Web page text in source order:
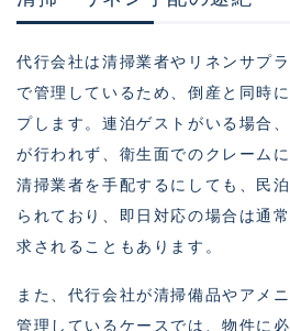
代行会社は清掃業者やリネンサプ
で管理しているため、倒産と同時
プします。連泊ゲストがいる場合
が行われず、衛生面でのクレーム
清掃業者を手配するにしても、民
られており、即日対応の場合は通
求されることもあります。
また、代行会社が清掃備品やアメ
管理しているケースでは、物件に